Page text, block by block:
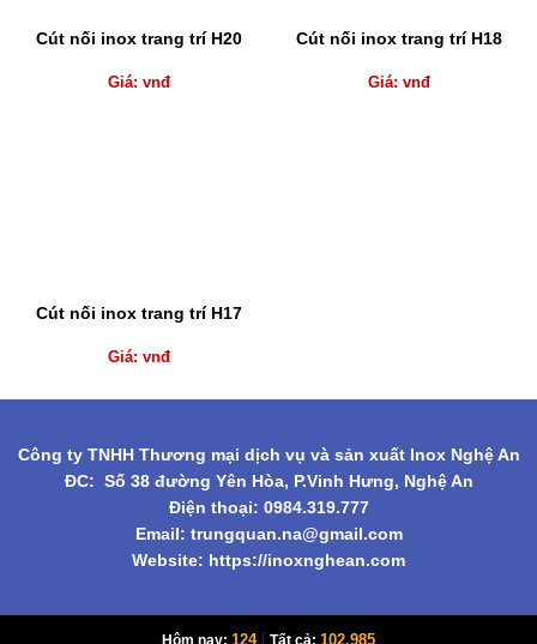
Cút nối inox trang trí H20
Giá: vnđ
Cút nối inox trang trí H18
Giá: vnđ
Cút nối inox trang trí H17
Giá: vnđ
Công ty TNHH Thương mại dịch vụ và sản xuất Inox Nghệ An
ĐC: Số 38 đường Yên Hòa, P.Vinh Hưng, Nghệ An
Điện thoại: 0984.319.777
Email: trungquan.na@gmail.com
Website: https://inoxnghean.com
Hôm nay: 124| Tất cả: 102,985